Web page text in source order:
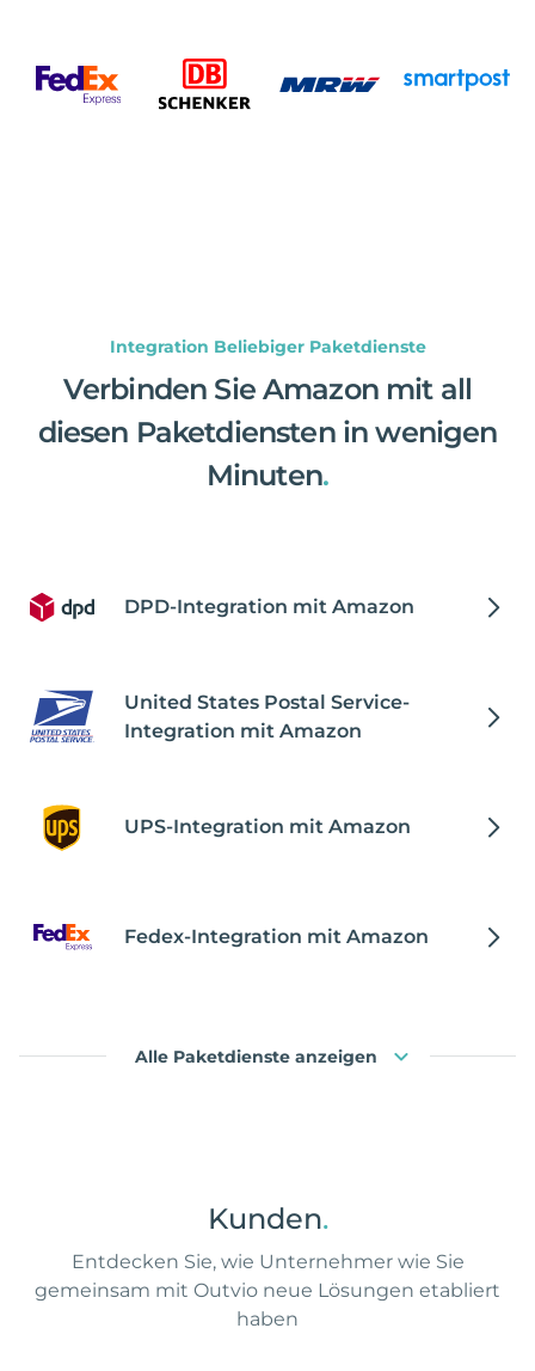
Integration Beliebiger Paketdienste
Verbinden Sie Amazon mit all
diesen Paketdiensten in wenigen
Minuten.
DPD-Integration mit Amazon
United States Postal Service-
Integration mit Amazon
UPS-Integration mit Amazon
Fedex-Integration mit Amazon
Alle Paketdienste anzeigen
Kunden.
Entdecken Sie, wie Unternehmer wie Sie
gemeinsam mit Outvio neue Lösungen etabliert
haben